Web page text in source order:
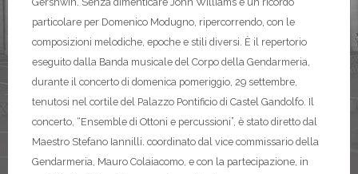
particolare per Domenico Modugno, ripercorrendo, con le
composizioni melodiche, epoche e stili diversi. È il repertorio
eseguito dalla Banda musicale del Corpo della Gendarmeria,
durante il concerto di domenica pomeriggio, 29 settembre,
tenutosi nel cortile del Palazzo Pontificio di Castel Gandolfo. Il
concerto, “Ensemble di Ottoni e percussioni”, è stato diretto dal
Maestro Stefano Iannilli. coordinato dal vice commissario della
Gendarmeria, Mauro Colaiacomo, e con la partecipazione, in